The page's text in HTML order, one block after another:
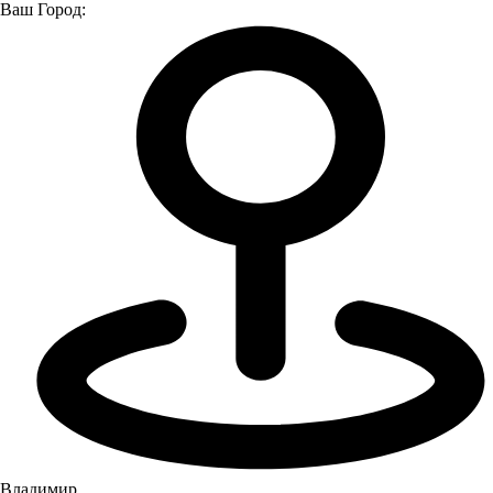
Ваш Город:
Владимир
Главная страница
Страхование
Компания «Луидор» предлагает качественное и надежное
страхование техники по выгодным ценам. Мы понимаем, что
каждый владелец автомобиля или спецтехники может
столкнуться с непредвиденными ситуациями на дороге,
поэтому наша задача - обеспечить защиту вашего автомобиля
Мы предлагаем широкий спектр услуг по страхованию
легковых, легких коммерческих автомобилей, грузовиков,
автобусов, самоходной и специальной техники, тракторов.
ОСАГО обязательно для всех владельцев автомобилей и
предоставляет возможность защититься от финансовых
рисков, связанных с ущербом, причиненным другим